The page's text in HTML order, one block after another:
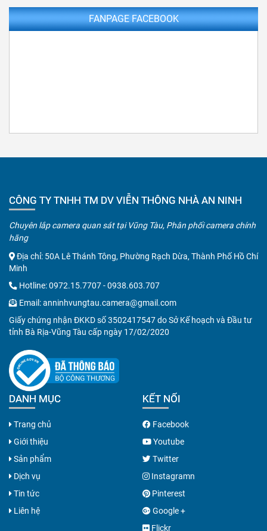
FANPAGE FACEBOOK
CÔNG TY TNHH TM DV VIỄN THÔNG NHÀ AN NINH
Chuyên lắp camera quan sát tại Vũng Tàu, Phân phối camera chính
hãng
Địa chỉ: 50A Lê Thánh Tông, Phường Rạch Dừa, Thành Phố Hồ Chí
Minh
Hotline:0972.15.7707-0938.603.707
Email:anninhvungtau.camera@gmail.com
Giấy chứng nhận ĐKKD số 3502417547 do Sở Kế hoạch và Đầu tư
tỉnh Bà Rịa-Vũng Tàu cấp ngày 17/02/2020
DANH MỤC
Trang chủ
Giới thiệu
Sản phẩm
Dịch vụ
Tin tức
Liên hệ
KẾT NỐI
Facebook
Youtube
Twitter
Instagramn
Pinterest
Google +
Flickr